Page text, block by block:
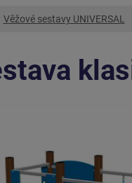
Věžové sestavy UNIVERSAL